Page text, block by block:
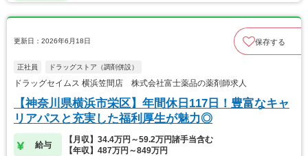
更新日：2026年6月18日 保存する
正社員 ドラッグストア（調剤併設）
ドラッグセイムス 横浜笠間店 株式会社富士薬品の薬剤師求人
【神奈川県横浜市栄区】年間休日117日！豊富なキャ
リアパスと充実した福利厚生が魅力◎
給与
【月収】34.4万円～59.2万円諸手当含む
【年収】487万円～849万円